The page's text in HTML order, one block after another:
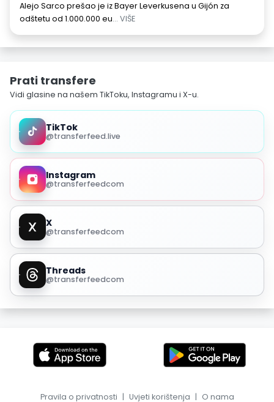
Alejo Sarco prešao je iz Bayer Leverkusena u Gijón za
odštetu od 1.000.000 eu... VIŠE
Prati transfere
Vidi glasine na našem TikToku, Instagramu i X-u.
TikTok
@transferfeed.live
Instagram
@transferfeedcom
X
@transferfeedcom
Threads
@transferfeedcom
Pravila o privatnosti | Uvjeti korištenja | O nama